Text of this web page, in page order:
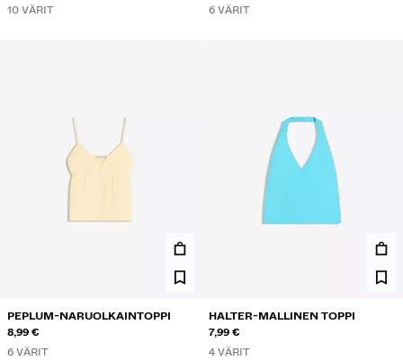
10 VÄRIT
6 VÄRIT
PEPLUM-NARUOLKAINTOPPI
8,99 €
6 VÄRIT
HALTER-MALLINEN TOPPI
7,99 €
4 VÄRIT